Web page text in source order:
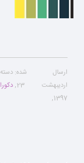
ارسال شده:
اردیبهشت 23,
1397
,